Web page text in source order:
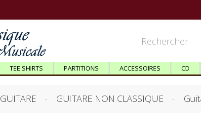
TEE SHIRTS PARTITIONS ACCESSOIRES CD
GUITARE GUITARE NON CLASSIQUE